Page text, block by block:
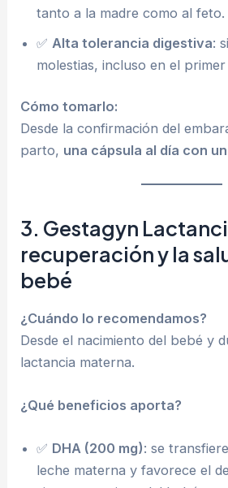
tanto a la madre como al feto.
✅ Alta tolerancia digestiva:
molestias, incluso en el
Cómo tomarlo:
Desde la confirmación del
parto, una cápsula al día con
3. Gestagyn
recuperación y la
bebé
¿Cuándo lo recomendamos?
Desde el nacimiento del bebé y
lactancia materna.
¿Qué beneficios aporta?
✅ DHA (200 mg): se
leche materna y favorece el